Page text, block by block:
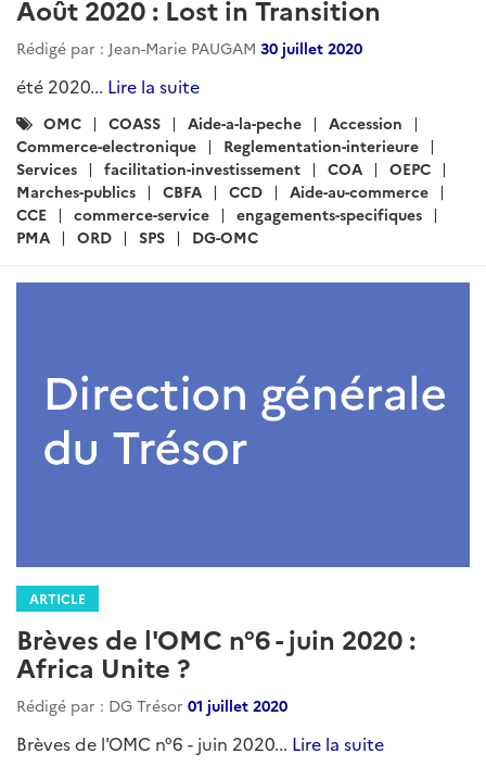
Août 2020 : Lost in Transition
Rédigé par : Jean-Marie PAUGAM 30 juillet 2020
été 2020... Lire la suite
Catégories
:
OMC COASS Aide-a-la-peche
Accession
Commerce-electronique
Reglementation-interieure
Services
facilitation-investissement COA
OEPC
Marches-publics
CBFA CCD
Aide-au-commerce
CCE
commerce-service
engagements-specifiques
PMA
ORD SPS DG-OMC
ARTICLE
Brèves de l'OMC n°6 - juin 2020 :
Africa Unite ?
Rédigé par : DG Trésor 01 juillet 2020
Brèves de l'OMC n°6 - juin 2020... Lire la suite